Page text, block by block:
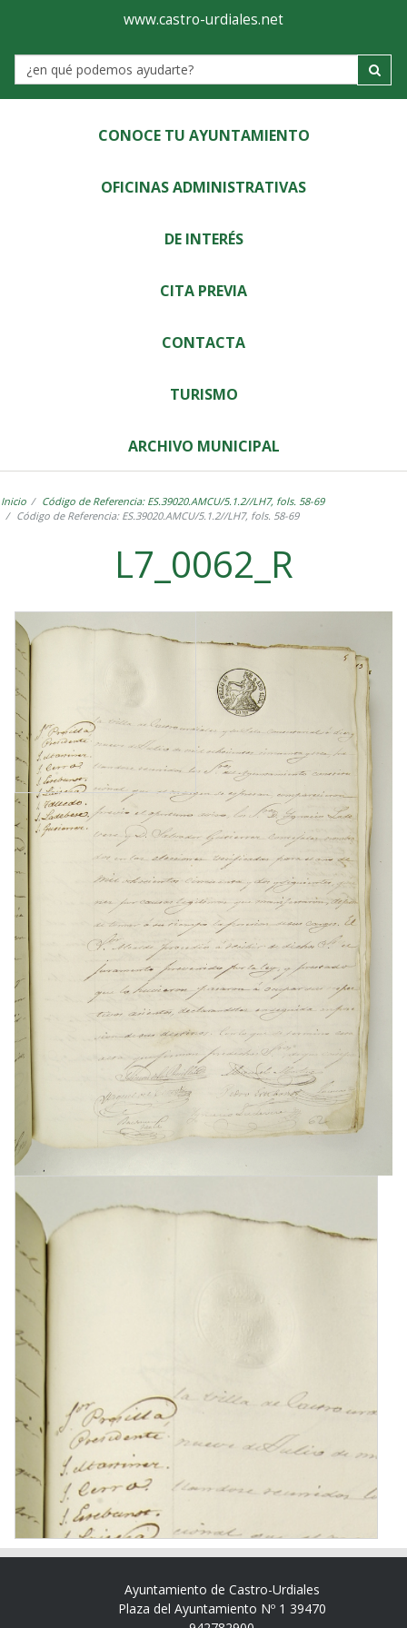
Ayuntamiento
de
Castro-
Urdiales
www.castro-urdiales.net
Label
CONOCE TU AYUNTAMIENTO
OFICINAS ADMINISTRATIVAS
DE INTERÉS
CITA PREVIA
CONTACTA
TURISMO
ARCHIVO MUNICIPAL
Inicio
Código de Referencia: ES.39020.AMCU/5.1.2//LH7, fols. 58-69
Código de Referencia: ES.39020.AMCU/5.1.2//LH7, fols. 58-69
L7_0062_R
Ayuntamiento de Castro-Urdiales
Plaza del Ayuntamiento Nº 1 39470